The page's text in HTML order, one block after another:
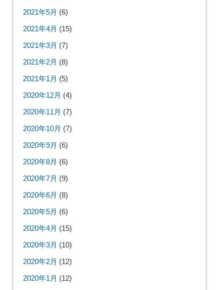
2021年5月 (6)
2021年4月 (15)
2021年3月 (7)
2021年2月 (8)
2021年1月 (5)
2020年12月 (4)
2020年11月 (7)
2020年10月 (7)
2020年9月 (6)
2020年8月 (6)
2020年7月 (9)
2020年6月 (8)
2020年5月 (6)
2020年4月 (15)
2020年3月 (10)
2020年2月 (12)
2020年1月 (12)